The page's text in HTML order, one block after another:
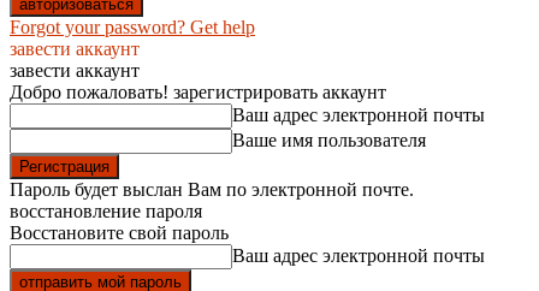
Forgot your password? Get help
завести аккаунт
завести аккаунт
Добро пожаловать! зарегистрировать аккаунт
Ваш адрес электронной почты
Ваше имя пользователя
Пароль будет выслан Вам по электронной почте.
восстановление пароля
Восстановите свой пароль
Ваш адрес электронной почты